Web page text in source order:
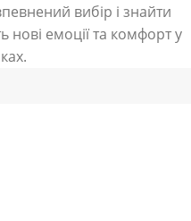
вибір і знайти
нові емоції та комфорт у